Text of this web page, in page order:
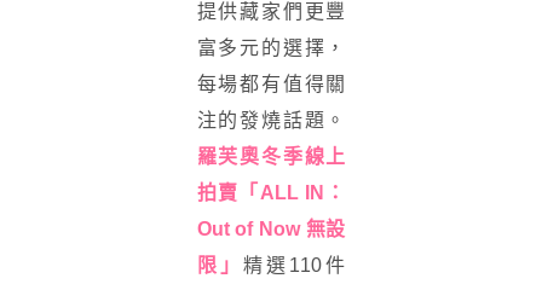
提供藏家們更豐
富多元的選擇，
每場都有值得關
注的發燒話題。
羅芙奧冬季線上
拍賣「ALL IN：
Out of Now 無設
限」 精選110件